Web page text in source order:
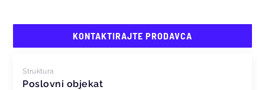
KONTAKTIRAJTE PRODAVCA
Struktura
Poslovni objekat